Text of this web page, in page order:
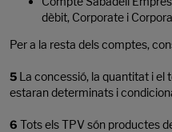
dèbit, Corporate i
Per a la resta dels comptes,
5 La concessió, la quantitat i el
estaran determinats i
6 Tots els TPV són productes